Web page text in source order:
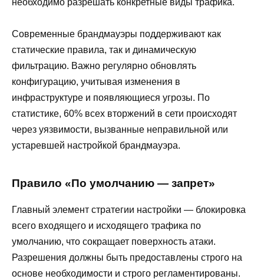
необходимо разрешать конкретные виды трафика.
Современные брандмауэры поддерживают как
статические правила, так и динамическую
фильтрацию. Важно регулярно обновлять
конфигурацию, учитывая изменения в
инфраструктуре и появляющиеся угрозы. По
статистике, 60% всех вторжений в сети происходят
через уязвимости, вызванные неправильной или
устаревшей настройкой брандмауэра.
Правило «По умолчанию — запрет»
Главный элемент стратегии настройки — блокировка
всего входящего и исходящего трафика по
умолчанию, что сокращает поверхность атаки.
Разрешения должны быть предоставлены строго на
основе необходимости и строго регламентированы.